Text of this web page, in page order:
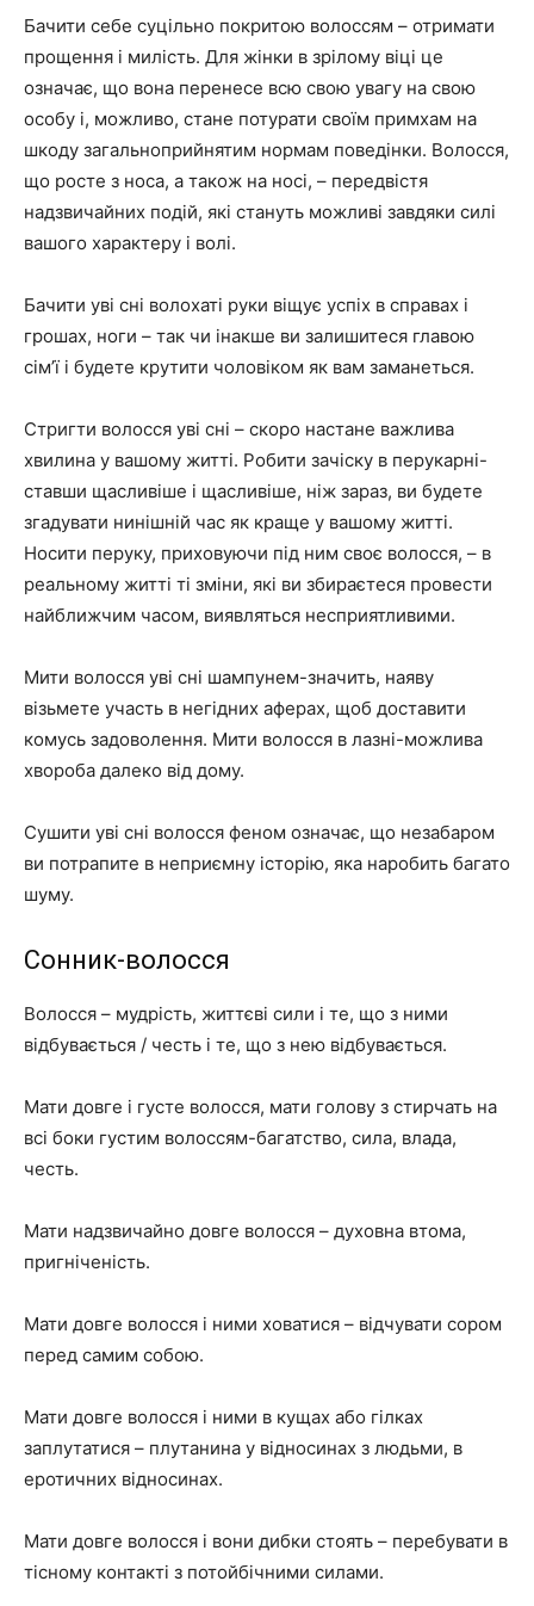
Бачити себе суцільно покритою волоссям – отримати
прощення і милість. Для жінки в зрілому віці це
означає, що вона перенесе всю свою увагу на свою
особу і, можливо, стане потурати своїм примхам на
шкоду загальноприйнятим нормам поведінки. Волосся,
що росте з носа, а також на носі, – передвістя
надзвичайних подій, які стануть можливі завдяки силі
вашого характеру і волі.
Бачити уві сні волохаті руки віщує успіх в справах і
грошах, ноги – так чи інакше ви залишитеся главою
сім’ї і будете крутити чоловіком як вам заманеться.
Стригти волосся уві сні – скоро настане важлива
хвилина у вашому житті. Робити зачіску в перукарні-
ставши щасливіше і щасливіше, ніж зараз, ви будете
згадувати нинішній час як краще у вашому житті.
Носити перуку, приховуючи під ним своє волосся, – в
реальному житті ті зміни, які ви збираєтеся провести
найближчим часом, виявляться несприятливими.
Мити волосся уві сні шампунем-значить, наяву
візьмете участь в негідних аферах, щоб доставити
комусь задоволення. Мити волосся в лазні-можлива
хвороба далеко від дому.
Сушити уві сні волосся феном означає, що незабаром
ви потрапите в неприємну історію, яка наробить багато
шуму.
Сонник-волосся
Волосся – мудрість, життєві сили і те, що з ними
відбувається / честь і те, що з нею відбувається.
Мати довге і густе волосся, мати голову з стирчать на
всі боки густим волоссям-багатство, сила, влада,
честь.
Мати надзвичайно довге волосся – духовна втома,
пригніченість.
Мати довге волосся і ними ховатися – відчувати сором
перед самим собою.
Мати довге волосся і ними в кущах або гілках
заплутатися – плутанина у відносинах з людьми, в
еротичних відносинах.
Мати довге волосся і вони дибки стоять – перебувати в
тісному контакті з потойбічними силами.